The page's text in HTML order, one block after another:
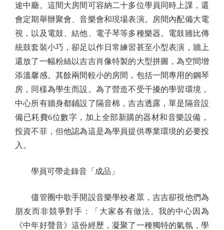
途中廳。這間大房間可容納二十多位學員同時上課，還
會定期舉辦聚會、音樂會和現場表演。房間內配備大電
視，以及電鼓、結他、電子琴等多種樂器。電鼓雖比傳
統鼓套裝小巧，卻足以作日常練習甚至小型表演，牆上
還放了一幅粉絲以吉吉肖像特製的大型拼圖，為空間增
添溫馨感。其餘兩間較小的房間，包括一間專用的鋼琴
房，同樣為學生而設。為了營造不受干擾的學習環境，
中心所有牆身都鋪設了隔音棉，吉吉透露，單是隔音設
備已耗費6位數字，加上全部新購的器材和音樂設備，
投資不菲，但他認為這是為學員提供專業環境的必要投
入。
學員可帶走錄音「成品」
儘管圈中歌手開設音樂學校者眾，吉吉卻視他們為
朋友而非競爭對手：「大家各有做法。我的中心因為
《中年好聲音》這份經歷，凝聚了一種獨特的氣氛，學